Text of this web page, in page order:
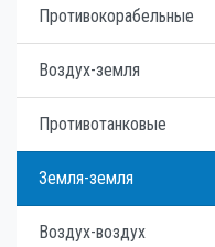
Противокорабельные
Воздух-земля
Противотанковые
Земля-земля
Воздух-воздух